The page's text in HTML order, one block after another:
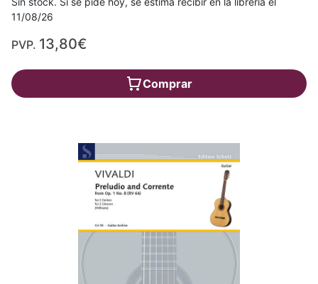
11/08/26
PVP. 13,80€
Comprar